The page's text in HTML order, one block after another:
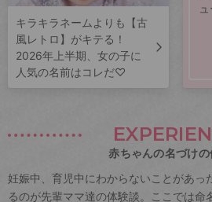
キラキラネームよりも【古
風レトロ】がキテる！
2026年上半期、女の子に
人気の名前はコレだ♡
赤ちゃんの名づけの
妊娠中、育児中にわからないことがあっ
るのが先輩ママ達の体験談。ここでは命